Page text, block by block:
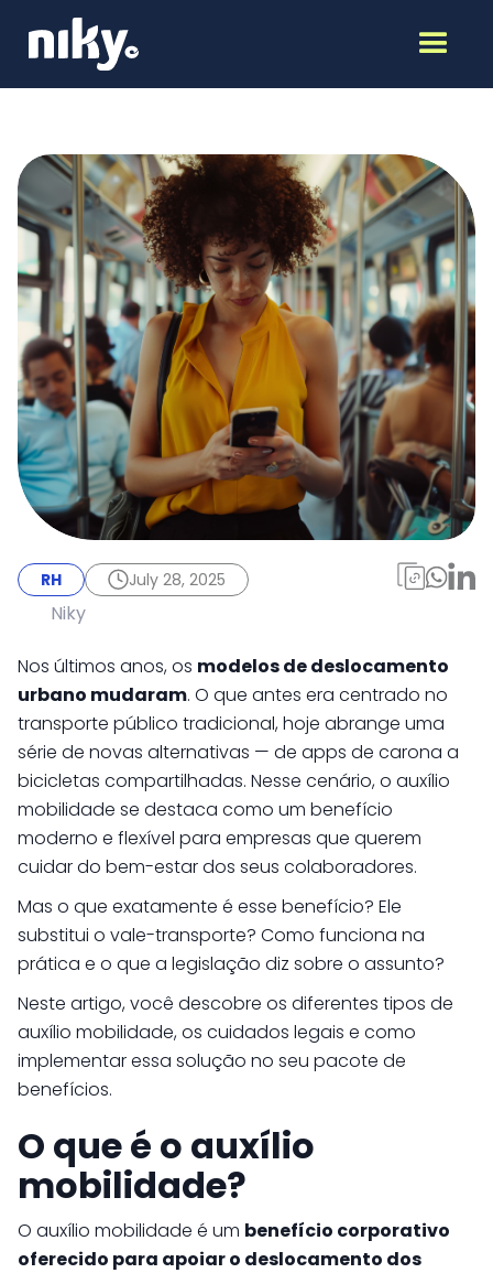
Conheça os tipos de
auxílio mobilidade e o
que diz a lei
RH July 28, 2025
Niky
Nos últimos anos, os modelos de deslocamento
urbano mudaram. O que antes era centrado no
transporte público tradicional, hoje abrange uma
série de novas alternativas — de apps de carona a
bicicletas compartilhadas. Nesse cenário, o auxílio
mobilidade se destaca como um benefício
moderno e flexível para empresas que querem
cuidar do bem-estar dos seus colaboradores.
Mas o que exatamente é esse benefício? Ele
substitui o vale-transporte? Como funciona na
prática e o que a legislação diz sobre o assunto?
Neste artigo, você descobre os diferentes tipos de
auxílio mobilidade, os cuidados legais e como
implementar essa solução no seu pacote de
benefícios.
O que é o auxílio
mobilidade?
O auxílio mobilidade é um benefício corporativo
oferecido para apoiar o deslocamento dos